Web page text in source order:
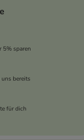
5% sparen
bereits
für dich